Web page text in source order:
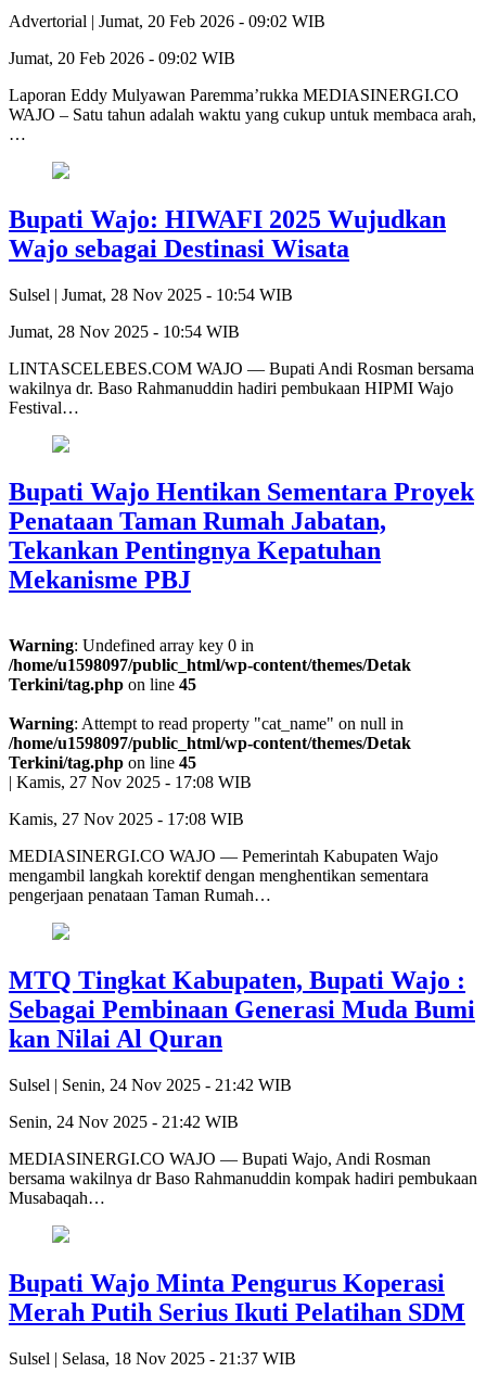
Advertorial | Jumat, 20 Feb 2026 - 09:02 WIB
Jumat, 20 Feb 2026 - 09:02 WIB
Laporan Eddy Mulyawan Paremma’rukka MEDIASINERGI.CO
WAJO – Satu tahun adalah waktu yang cukup untuk membaca arah,
…
Bupati Wajo: HIWAFI 2025 Wujudkan
Wajo sebagai Destinasi Wisata
Sulsel | Jumat, 28 Nov 2025 - 10:54 WIB
Jumat, 28 Nov 2025 - 10:54 WIB
LINTASCELEBES.COM WAJO — Bupati Andi Rosman bersama
wakilnya dr. Baso Rahmanuddin hadiri pembukaan HIPMI Wajo
Festival…
Bupati Wajo Hentikan Sementara Proyek
Penataan Taman Rumah Jabatan,
Tekankan Pentingnya Kepatuhan
Mekanisme PBJ
Warning: Undefined array key 0 in
/home/u1598097/public_html/wp-content/themes/Detak
Terkini/tag.php on line 45
Warning: Attempt to read property "cat_name" on null in
/home/u1598097/public_html/wp-content/themes/Detak
Terkini/tag.php on line 45
| Kamis, 27 Nov 2025 - 17:08 WIB
Kamis, 27 Nov 2025 - 17:08 WIB
MEDIASINERGI.CO WAJO — Pemerintah Kabupaten Wajo
mengambil langkah korektif dengan menghentikan sementara
pengerjaan penataan Taman Rumah…
MTQ Tingkat Kabupaten, Bupati Wajo :
Sebagai Pembinaan Generasi Muda Bumi
kan Nilai Al Quran
Sulsel | Senin, 24 Nov 2025 - 21:42 WIB
Senin, 24 Nov 2025 - 21:42 WIB
MEDIASINERGI.CO WAJO — Bupati Wajo, Andi Rosman
bersama wakilnya dr Baso Rahmanuddin kompak hadiri pembukaan
Musabaqah…
Bupati Wajo Minta Pengurus Koperasi
Merah Putih Serius Ikuti Pelatihan SDM
Sulsel | Selasa, 18 Nov 2025 - 21:37 WIB